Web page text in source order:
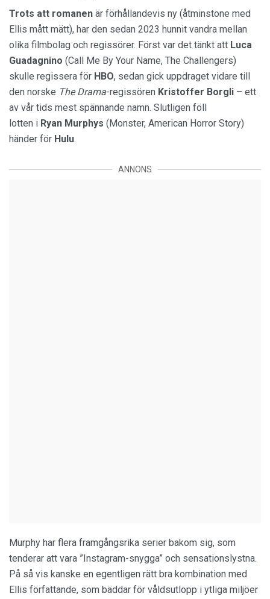
Trots att romanen är förhållandevis ny (åtminstone med
Ellis mått mätt), har den sedan 2023 hunnit vandra mellan
olika filmbolag och regissörer. Först var det tänkt att Luca
Guadagnino (Call Me By Your Name, The Challengers)
skulle regissera för HBO, sedan gick uppdraget vidare till
den norske The Drama-regissören Kristoffer Borgli – ett
av vår tids mest spännande namn. Slutligen föll
lotten i Ryan Murphys (Monster, American Horror Story)
händer för Hulu.
ANNONS
Murphy har flera framgångsrika serier bakom sig, som
tenderar att vara ”Instagram-snygga” och sensationslystna.
På så vis kanske en egentligen rätt bra kombination med
Ellis författande, som bäddar för våldsutlopp i ytliga miljöer